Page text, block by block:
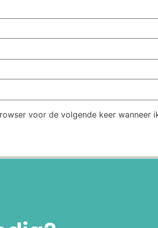
voor de volgende keer wanneer